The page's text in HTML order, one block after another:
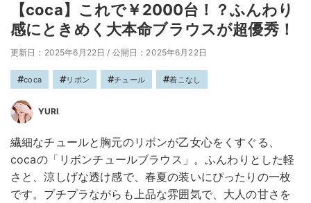
【coca】これで￥2000台！？ふんわり
感にときめく大本命ブラウスが超優秀！
更新日：2025年6月22日 / 公開日：2025年6月22日
coca リボン チュール 着こなし
YURI
繊細なチュールと胸元のリボンが乙女心をくすぐる、
cocaの「リボンチュールブラウス」。ふんわりとした軽
さと、涼しげな透け感で、春夏の装いにぴったりの一枚
です。プチプラながらも上品な雰囲気で、大人の甘さを